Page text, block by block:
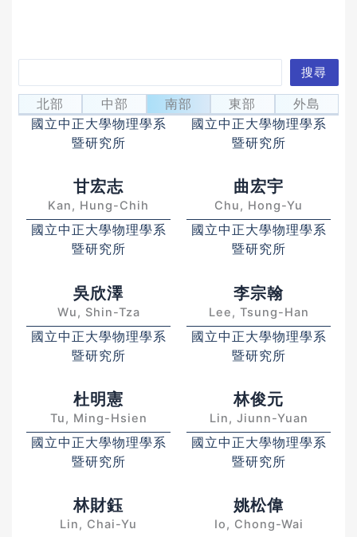
温秉彝
Wen, Ping-Yi
國立中正大學物理學系
暨研究所
包健華
Pao, Chien-Hua
國立中正大學物理學系
暨研究所
甘宏志
Kan, Hung-Chih
國立中正大學物理學系
暨研究所
曲宏宇
Chu, Hong-Yu
國立中正大學物理學系
暨研究所
吳欣澤
Wu, Shin-Tza
國立中正大學物理學系
暨研究所
李宗翰
Lee, Tsung-Han
國立中正大學物理學系
暨研究所
杜明憲
Tu, Ming-Hsien
國立中正大學物理學系
暨研究所
林俊元
Lin, Jiunn-Yuan
國立中正大學物理學系
暨研究所
林財鈺
Lin, Chai-Yu
姚松偉
Io, Chong-Wai
尋
搜尋
北部 中部 南部 東部 外島